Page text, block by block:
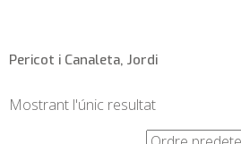
Pericot i Canaleta, Jordi
Mostrant l'únic resultat